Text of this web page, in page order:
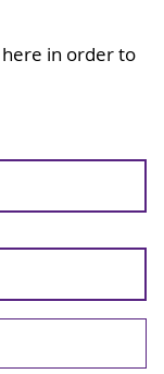
in order to